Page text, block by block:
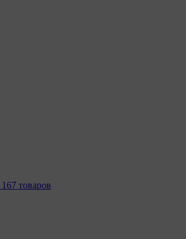
167 товаров